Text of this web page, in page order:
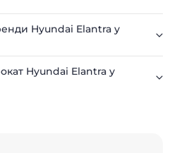
Hyundai Elantra у
Hyundai Elantra у